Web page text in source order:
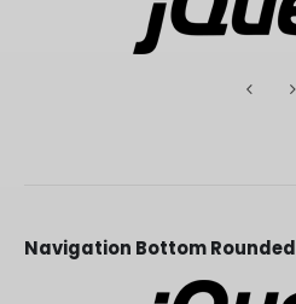
Navigation Bottom Rounded